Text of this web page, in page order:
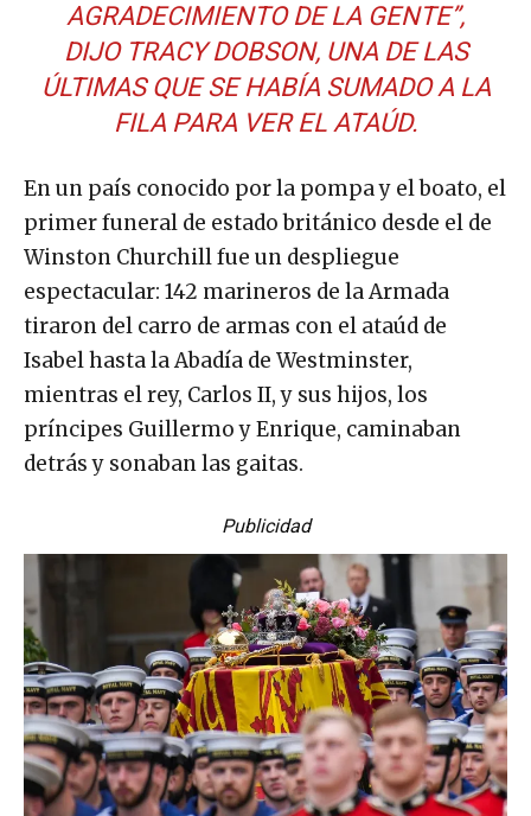
AGRADECIMIENTO DE LA GENTE”,
DIJO TRACY DOBSON, UNA DE LAS
ÚLTIMAS QUE SE HABÍA SUMADO A LA
FILA PARA VER EL ATAÚD.
En un país conocido por la pompa y el boato, el
primer funeral de estado británico desde el de
Winston Churchill fue un despliegue
espectacular: 142 marineros de la Armada
tiraron del carro de armas con el ataúd de
Isabel hasta la Abadía de Westminster,
mientras el rey, Carlos II, y sus hijos, los
príncipes Guillermo y Enrique, caminaban
detrás y sonaban las gaitas.
Publicidad